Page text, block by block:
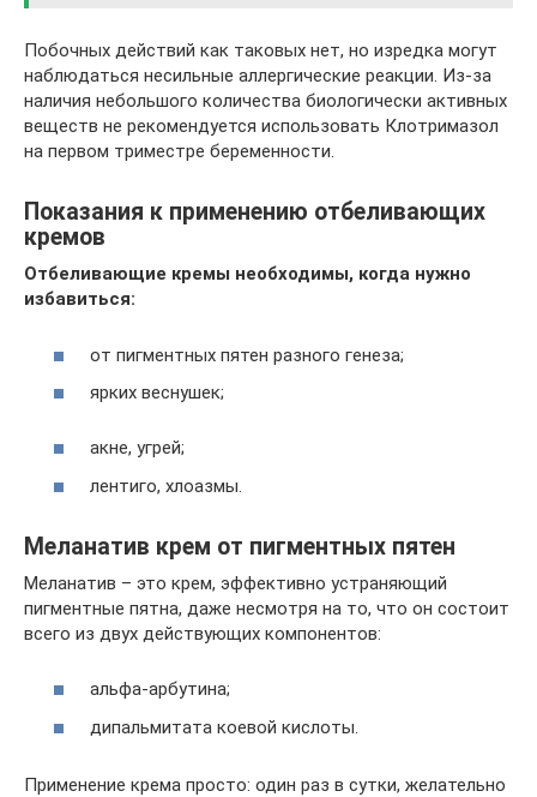
Побочных действий как таковых нет, но изредка могут
наблюдаться несильные аллергические реакции. Из-за
наличия небольшого количества биологически активных
веществ не рекомендуется использовать Клотримазол
на первом триместре беременности.
Показания к применению отбеливающих
кремов
Отбеливающие кремы необходимы, когда нужно
избавиться:
от пигментных пятен разного генеза;
ярких веснушек;
акне, угрей;
лентиго, хлоазмы.
Меланатив крем от пигментных пятен
Меланатив – это крем, эффективно устраняющий
пигментные пятна, даже несмотря на то, что он состоит
всего из двух действующих компонентов:
альфа-арбутина;
дипальмитата коевой кислоты.
Применение крема просто: один раз в сутки, желательно